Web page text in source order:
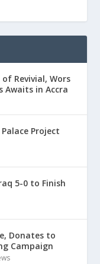
Revivial, Wors
Awaits in Accra
Project
5-0 to Finish
Donates to
Campaign